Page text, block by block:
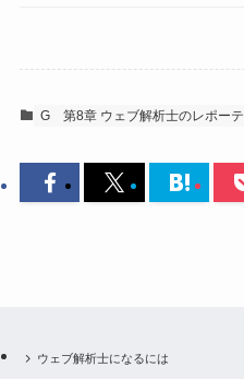
G 第8章 ウェブ解析士のレポー
ウェブ解析士になるには